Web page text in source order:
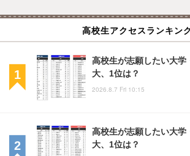
高校生アクセスランキン
高校生が志願したい大
大、1位は？
2026.8.7 Fri 10:15
高校生が志願したい大
大、1位は？